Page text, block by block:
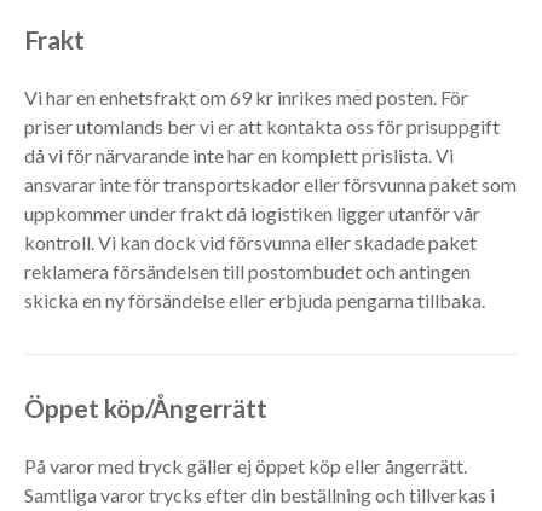
Frakt
Vi har en enhetsfrakt om 69 kr inrikes med posten. För
priser utomlands ber vi er att kontakta oss för prisuppgift
då vi för närvarande inte har en komplett prislista. Vi
ansvarar inte för transportskador eller försvunna paket som
uppkommer under frakt då logistiken ligger utanför vår
kontroll. Vi kan dock vid försvunna eller skadade paket
reklamera försändelsen till postombudet och antingen
skicka en ny försändelse eller erbjuda pengarna tillbaka.
Öppet köp/Ångerrätt
På varor med tryck gäller ej öppet köp eller ångerrätt.
Samtliga varor trycks efter din beställning och tillverkas i